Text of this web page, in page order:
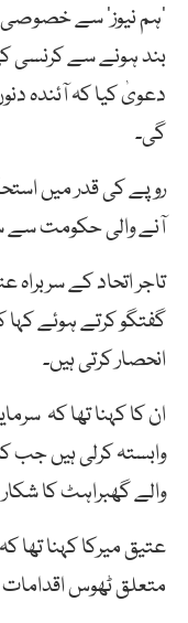
’ہم نیوز‘ سے خصوصی
بند ہونے سے کرنسی
دعویٰ کیا کہ آئندہ
گی۔
روپے کی قدر میں
آنے والی حکومت سے
تاجر اتحاد کے
گفتگو کرتے ہوئے کہا
انحصار کرتی ہیں۔
ان کا کہنا تھا کہ
وابستہ کرلی ہیں
والے گھبراہٹ کا
عتیق میرکا کہنا
متعلق ٹھوس